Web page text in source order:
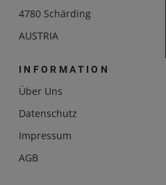
4780 Schärding
AUSTRIA
INFORMATION
Über Uns
Datenschutz
Impressum
AGB